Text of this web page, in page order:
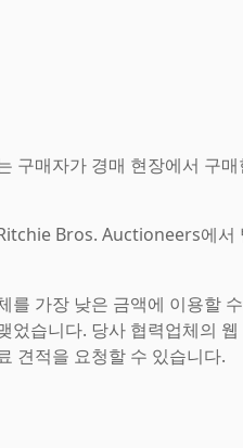
구매자가 경매 현장에서 구
Bros. Auctioneers에서
를 가장 낮은 금액에 이용할
었습니다. 당사 협력업체의
견적을 요청할 수 있습니다.